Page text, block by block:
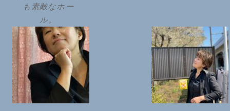
も素敵なホー
ル。